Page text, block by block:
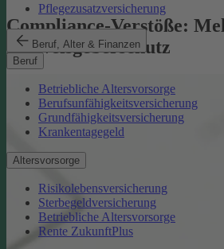
Pflegezusatzversicherung
Beruf, Alter & Finanzen
Beruf
Betriebliche Altersvorsorge
Berufsunfähigkeitsversicherung
Grundfähigkeitsversicherung
Krankentagegeld
Altersvorsorge
Risikolebensversicherung
Sterbegeldversicherung
Betriebliche Altersvorsorge
Rente ZukunftPlus
Compliance-Verstöße:
Hinweisgeberschutz